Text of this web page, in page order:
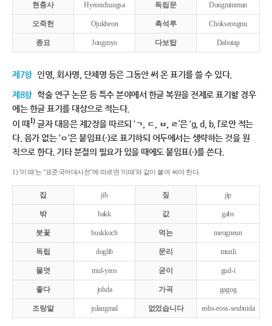
현충사 Hyeonchungsa 독립문 Dongnimmun
오죽헌 Ojukheon 촉석루 Chokseongnu
종묘 Jongmyo 다보탑 Dabotap
제7항 인명, 회사명, 단체명 등은 그동안 써 온 표기를 쓸 수 있다.
제8항 학술 연구 논문 등 특수 분야에서 한글 복원을 전제로 표기할 경우
에는 한글 표기를 대상으로 적는다.
이 때1)글자 대응은 제2장을 따르되 ‘ㄱ, ㄷ, ㅂ, ㄹ’은 ‘g, d, b, l’로만 적는
다. 음가 없는 ‘ㅇ’은 붙임표(-)로 표기하되 어두에서는 생략하는 것을 원
칙으로 한다. 기타 분절의 필요가 있을 때에도 붙임표(-)를 쓴다.
1) '이 때'는 "표준국어대사전"에 따르면 '이때'와 같이 붙여 써야 한다.
집 jib 짚 jip
밖 bakk 값 gabs
붓꽃 buskkoch 먹는 meogneun
독립 doglib 문리 munli
물엿 mul-yeos 굳이 gud-i
좋다 johda 가곡 gagog
조랑말 jolangmal 없었습니다 eobs-eoss-seubnida